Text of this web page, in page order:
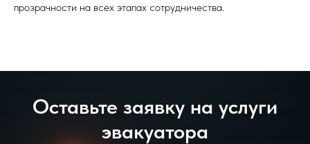
прозрачности на всех этапах сотрудничества.
Оставьте заявку на услуги
эвакуатора